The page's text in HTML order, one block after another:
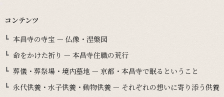
コンテンツ
本昌寺の寺宝 — 仏像・涅槃図
命をかけた祈り — 本昌寺住職の荒行
葬儀・葬祭場・境内墓地 — 京都・本昌寺で眠るということ
永代供養・水子供養・動物供養 — それぞれの想いに寄り添う供養